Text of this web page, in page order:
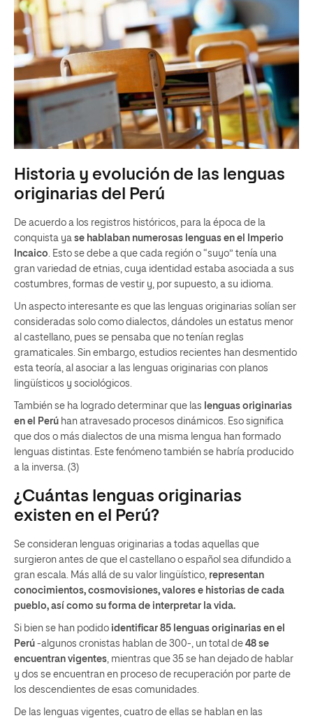
Historia y evolución de las lenguas
originarias del Perú
De acuerdo a los registros históricos, para la época de la
conquista ya se hablaban numerosas lenguas en el Imperio
Incaico. Esto se debe a que cada región o “suyo” tenía una
gran variedad de etnias, cuya identidad estaba asociada a sus
costumbres, formas de vestir y, por supuesto, a su idioma.
Un aspecto interesante es que las lenguas originarias solían ser
consideradas solo como dialectos, dándoles un estatus menor
al castellano, pues se pensaba que no tenían reglas
gramaticales. Sin embargo, estudios recientes han desmentido
esta teoría, al asociar a las lenguas originarias con planos
lingüísticos y sociológicos.
También se ha logrado determinar que las lenguas originarias
en el Perú han atravesado procesos dinámicos. Eso significa
que dos o más dialectos de una misma lengua han formado
lenguas distintas. Este fenómeno también se habría producido
a la inversa. (3)
¿Cuántas lenguas originarias
existen en el Perú?
Se consideran lenguas originarias a todas aquellas que
surgieron antes de que el castellano o español sea difundido a
gran escala. Más allá de su valor lingüístico, representan
conocimientos, cosmovisiones, valores e historias de cada
pueblo, así como su forma de interpretar la vida.
Si bien se han podido identificar 85 lenguas originarias en el
Perú -algunos cronistas hablan de 300-, un total de 48 se
encuentran vigentes, mientras que 35 se han dejado de hablar
y dos se encuentran en proceso de recuperación por parte de
los descendientes de esas comunidades.
De las lenguas vigentes, cuatro de ellas se hablan en las